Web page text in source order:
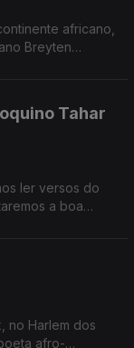
africano,
Breyten
Tahar
ler versos do
a boa
no Harlem dos
afro-